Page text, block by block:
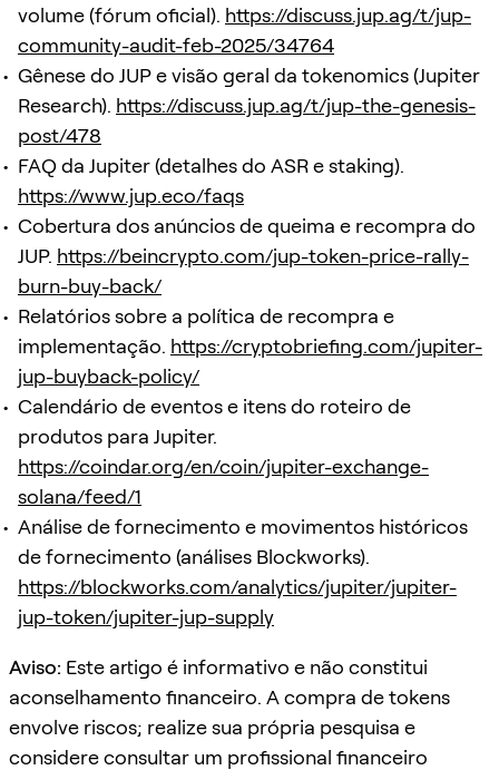
volume (fórum oficial). https://discuss.jup.ag/t/jup-
community-audit-feb-2025/34764
Gênese do JUP e visão geral da tokenomics (Jupiter
Research). https://discuss.jup.ag/t/jup-the-genesis-
post/478
FAQ da Jupiter (detalhes do ASR e staking).
https://www.jup.eco/faqs
Cobertura dos anúncios de queima e recompra do
JUP. https://beincrypto.com/jup-token-price-rally-
burn-buy-back/
Relatórios sobre a política de recompra e
implementação. https://cryptobriefing.com/jupiter-
jup-buyback-policy/
Calendário de eventos e itens do roteiro de
produtos para Jupiter.
https://coindar.org/en/coin/jupiter-exchange-
solana/feed/1
Análise de fornecimento e movimentos históricos
de fornecimento (análises Blockworks).
https://blockworks.com/analytics/jupiter/jupiter-
jup-token/jupiter-jup-supply
Aviso: Este artigo é informativo e não constitui
aconselhamento financeiro. A compra de tokens
envolve riscos; realize sua própria pesquisa e
considere consultar um profissional financeiro